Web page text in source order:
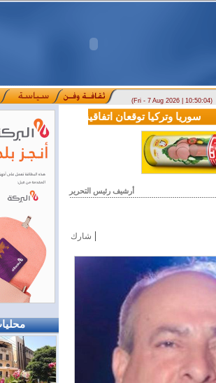
(Fri - 7 Aug 2026 | 10:50:04)
سوريا وتركيا توقعان اتفاقية تعاون في مجالي
أرشيف رئيس التحرير
شارك |